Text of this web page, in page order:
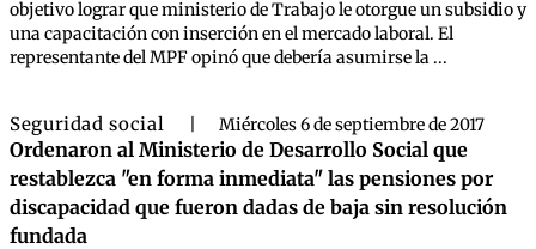
objetivo lograr que ministerio de Trabajo le otorgue un subsidio y
una capacitación con inserción en el mercado laboral. El
representante del MPF opinó que debería asumirse la ...
Seguridad social Miércoles 6 de septiembre de 2017
Ordenaron al Ministerio de Desarrollo Social que
restablezca "en forma inmediata" las pensiones por
discapacidad que fueron dadas de baja sin resolución
fundada